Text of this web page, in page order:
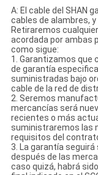
A: El cable del SHAN
cables de alambres,
Retiraremos
acordada por ambas
como sigue:
1. Garantizamos que
de garantía
suministradas bajo
cable de la red de
2. Seremos
mercancías será
recientes o más
suministraremos las
requisitos del
3. La garantía
después de las
caso quizá, habrá